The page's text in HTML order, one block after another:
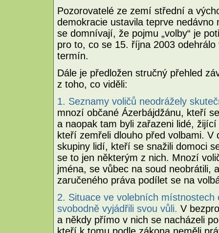
Pozorovatelé ze zemí střední a
demokracie ustavila teprve
se domnívají, že pojmu „volby“ je
pro to, co se 15. října 2003
termín.
Dále je předložen stručný přehled
z toho, co viděli:
1. Seznamy voličů neodrážely
mnozí občané Ázerbájdžánu, kteří
a naopak tam byli zařazeni lidé,
kteří zemřeli dlouho před volbami.
skupiny lidí, kteří se snažili domoci
se to jen některým z nich. Mnozí
jména, se vůbec na soud neobrátili,
zaručeného práva podílet se na
2. Situace ve volebních místnostech
svobodně vyjádřili svou vůli. V
a někdy přímo v nich se nacházeli